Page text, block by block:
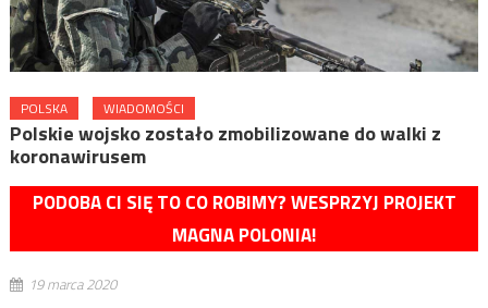
POLSKA WIADOMOŚCI
Polskie wojsko zostało zmobilizowane do walki z
koronawirusem
PODOBA CI SIĘ TO CO ROBIMY? WESPRZYJ PROJEKT
MAGNA POLONIA!
19 marca 2020